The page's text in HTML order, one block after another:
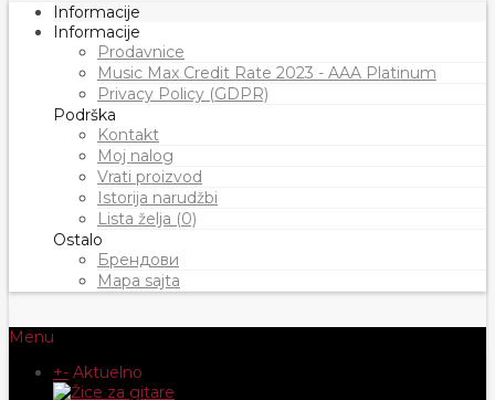
Informacije
Informacije
Prodavnice
Music Max Credit Rate 2023 - AAA Platinum
Privacy Policy (GDPR)
Podrška
Kontakt
Moj nalog
Vrati proizvod
Istorija narudžbi
Lista želja (0)
Ostalo
Брендови
Mapa sajta
Menu
+- Aktuelno